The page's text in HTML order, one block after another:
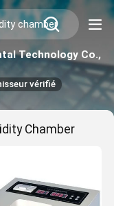
Technology Co.,
vérifié
Chamber